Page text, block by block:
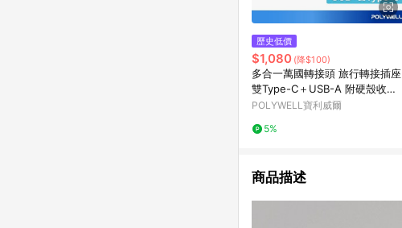
歷史低價
$1,080 (降$100)
多合一萬國轉接頭 旅行轉接插座
雙Type-C＋USB-A 附硬殼收納
包 全球通用
POLYWELL寶利威爾
5%
商品描述